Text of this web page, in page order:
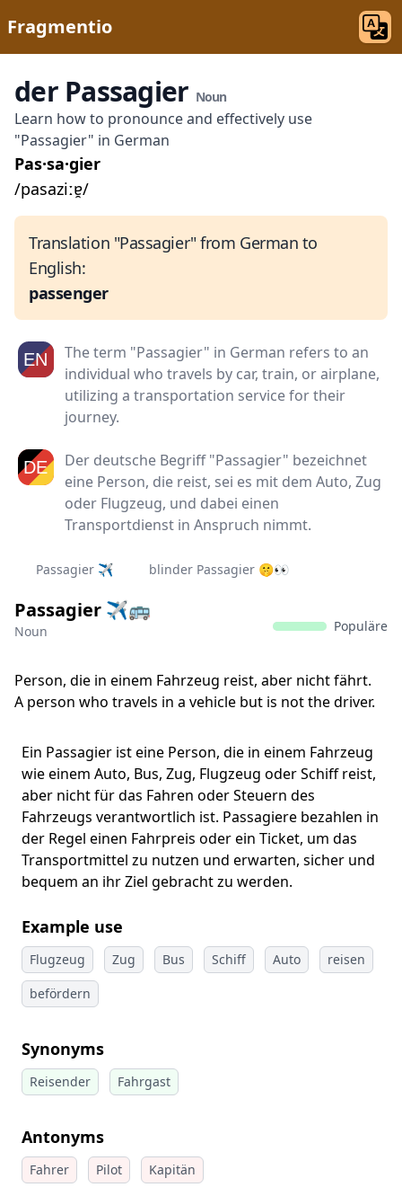
Fragmentio
der Passagier Noun
Learn how to pronounce and effectively use
"Passagier" in German
Pas·sa·gier
/pasaziːɐ̯/
Translation "Passagier" from German to
English:
passenger
The term "Passagier" in German refers to an
individual who travels by car, train, or airplane,
utilizing a transportation service for their
journey.
Der deutsche Begriff "Passagier" bezeichnet
eine Person, die reist, sei es mit dem Auto, Zug
oder Flugzeug, und dabei einen
Transportdienst in Anspruch nimmt.
Passagier ✈️ blinder Passagier 🤫👀
Passagier ✈️🚌
Noun Populäre
Person, die in einem Fahrzeug reist, aber nicht fährt.
A person who travels in a vehicle but is not the driver.
Ein Passagier ist eine Person, die in einem Fahrzeug
wie einem Auto, Bus, Zug, Flugzeug oder Schiff reist,
aber nicht für das Fahren oder Steuern des
Fahrzeugs verantwortlich ist. Passagiere bezahlen in
der Regel einen Fahrpreis oder ein Ticket, um das
Transportmittel zu nutzen und erwarten, sicher und
bequem an ihr Ziel gebracht zu werden.
Example use
Flugzeug Zug Bus Schiff Auto
reisen
befördern
Synonyms
Reisender Fahrgast
Antonyms
Fahrer Pilot Kapitän